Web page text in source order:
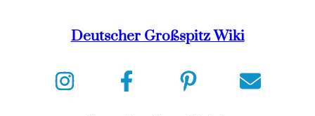
Deutscher Großspitz Wiki